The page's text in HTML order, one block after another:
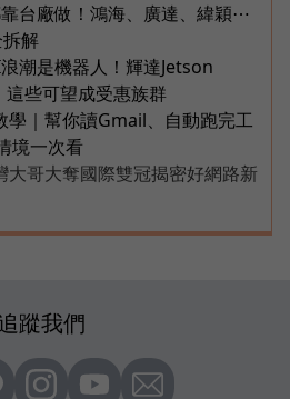
台廠做！鴻海、廣達、緯穎⋯
解
潮是機器人！輝達Jetson
些可望成受惠族群
｜幫你讀Gmail、自動跑完工
境一次看
大哥大奪國際雙冠揭密好網路新
蹤我們